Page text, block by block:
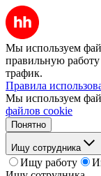
Мы используем
правильную работу
трафик.
Правила
Мы используем
файлов cookie
Понятно
Ищу сотрудника
Ищу работу